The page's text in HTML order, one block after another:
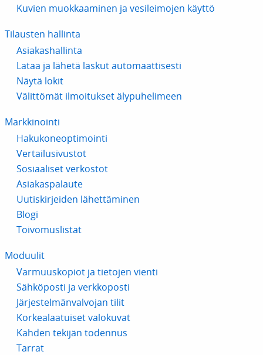
Kuvien muokkaaminen ja vesileimojen käyttö
Tilausten hallinta
Asiakashallinta
Lataa ja lähetä laskut automaattisesti
Näytä lokit
Välittömät ilmoitukset älypuhelimeen
Markkinointi
Hakukoneoptimointi
Vertailusivustot
Sosiaaliset verkostot
Asiakaspalaute
Uutiskirjeiden lähettäminen
Blogi
Toivomuslistat
Moduulit
Varmuuskopiot ja tietojen vienti
Sähköposti ja verkkoposti
Järjestelmänvalvojan tilit
Korkealaatuiset valokuvat
Kahden tekijän todennus
Tarrat